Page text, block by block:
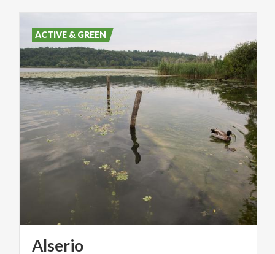
Alserio
ACTIVE & GREEN